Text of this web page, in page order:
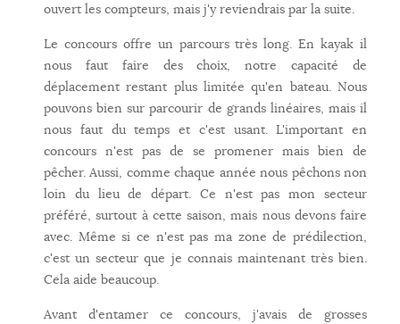
ouvert les compteurs, mais j'y reviendrais par la suite.
Le concours offre un parcours très long. En kayak il
nous faut faire des choix, notre capacité de
déplacement restant plus limitée qu'en bateau. Nous
pouvons bien sur parcourir de grands linéaires, mais il
nous faut du temps et c'est usant. L'important en
concours n'est pas de se promener mais bien de
pêcher. Aussi, comme chaque année nous pêchons non
loin du lieu de départ. Ce n'est pas mon secteur
préféré, surtout à cette saison, mais nous devons faire
avec. Même si ce n'est pas ma zone de prédilection,
c'est un secteur que je connais maintenant très bien.
Cela aide beaucoup.
Avant d'entamer ce concours, j'avais de grosses